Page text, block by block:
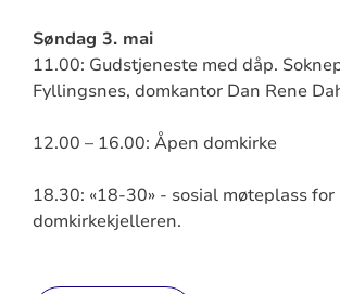
Søndag 3. mai
11.00: Gudstjeneste med dåp.
Fyllingsnes, domkantor Dan Rene
12.00 – 16.00: Åpen domkirke
18.30: «18-30» - sosial møteplass
domkirkekjelleren.